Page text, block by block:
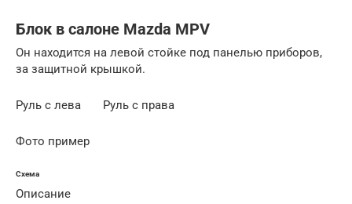
Блок в салоне Mazda MPV
Он находится на левой стойке под панелью приборов,
за защитной крышкой.
Руль с лева Руль с права
Фото пример
Схема
Описание